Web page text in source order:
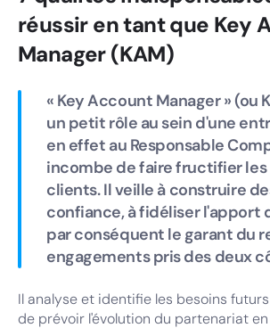
réussir en tant que Key
Manager (KAM)
« Key Account Manager » (ou
un petit rôle au sein d'une
en effet au Responsable
incombe de faire fructifier les
clients. Il veille à construire
confiance, à fidéliser l'apport
par conséquent le garant du
engagements pris des deux
Il analyse et identifie les besoins
de prévoir l'évolution du partenariat